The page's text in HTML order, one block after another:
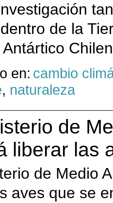
de la
Antártico
en: cambio
, naturaleza
de
liberar las
de Medio
aves que se